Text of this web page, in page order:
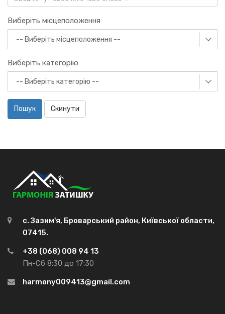
Виберіть місцеположення
Виберіть категорію
Пошук Скинути
с. Зазим'я, Броварський район, Київської области,
07415.
+38 (068) 008 94 13
Пн-Сб 8:30 до 17:30
harmony009413@gmail.com